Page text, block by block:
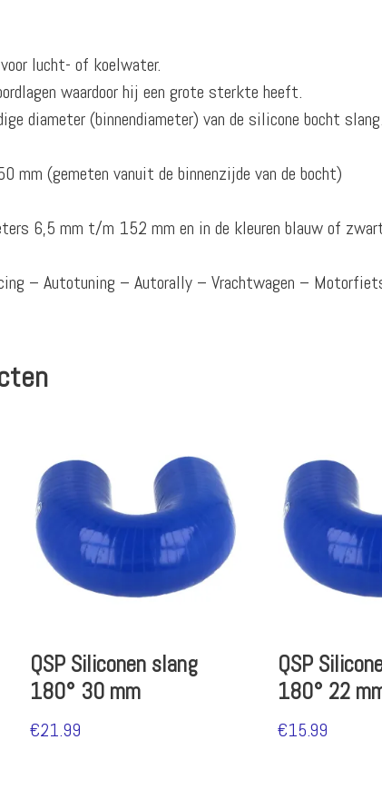
lucht- of koelwater.
waardoor hij een grote sterkte heeft.
diameter (binnendiameter) van de silicone bocht slang.
mm (gemeten vanuit de binnenzijde van de bocht)
6,5 mm t/m 152 mm en in de kleuren blauw of
– Autotuning – Autorally – Vrachtwagen –
QSP Siliconen slang
180° 30 mm
€21.99
QSP
180° 22
€15.99